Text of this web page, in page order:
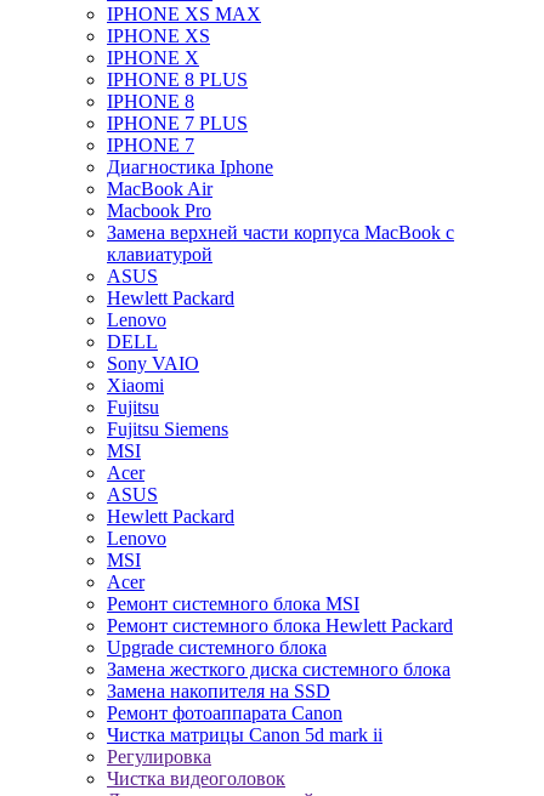
IPHONE XS MAX
IPHONE XS
IPHONE X
IPHONE 8 PLUS
IPHONE 8
IPHONE 7 PLUS
IPHONE 7
Диагностика Iphone
MacBook Air
Macbook Pro
Замена верхней части корпуса MacBook с
клавиатурой
ASUS
Hewlett Packard
Lenovo
DELL
Sony VAIO
Xiaomi
Fujitsu
Fujitsu Siemens
MSI
Acer
ASUS
Hewlett Packard
Lenovo
MSI
Acer
Ремонт системного блока MSI
Ремонт системного блока Hewlett Packard
Upgrade системного блока
Замена жесткого диска системного блока
Замена накопителя на SSD
Ремонт фотоаппарата Canon
Чистка матрицы Canon 5d mark ii
Регулировка
Чистка видеоголовок